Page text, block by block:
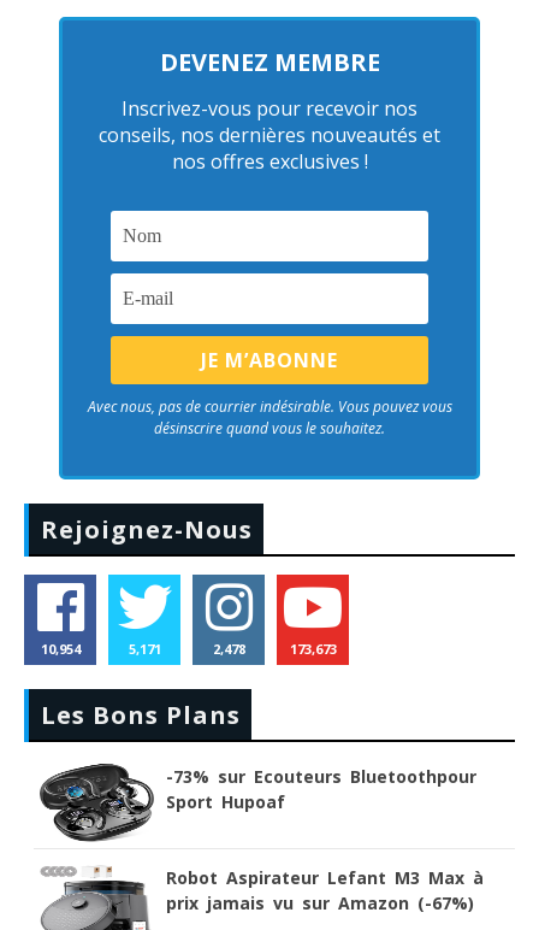
DEVENEZ MEMBRE
Inscrivez-vous pour recevoir nos
conseils, nos dernières nouveautés et
nos offres exclusives !
Avec nous, pas de courrier indésirable. Vous pouvez vous
désinscrire quand vous le souhaitez.
Rejoignez-Nous
10,954 5,171 2,478 173,673
Les Bons Plans
-73% sur Ecouteurs Bluetoothpour
Sport Hupoaf
Robot Aspirateur Lefant M3 Max à
prix jamais vu sur Amazon (-67%)